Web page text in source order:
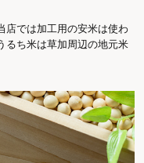
店では加工用の安米は使わ
るち米は草加周辺の地元米